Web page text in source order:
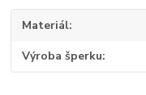
Materiál
Výroba šperku